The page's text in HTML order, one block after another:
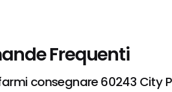
Frequenti
consegnare 60243 City